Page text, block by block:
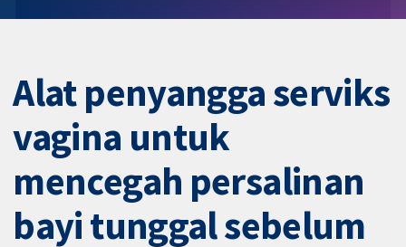
Alat penyangga serviks
vagina untuk
mencegah persalinan
bayi tunggal sebelum